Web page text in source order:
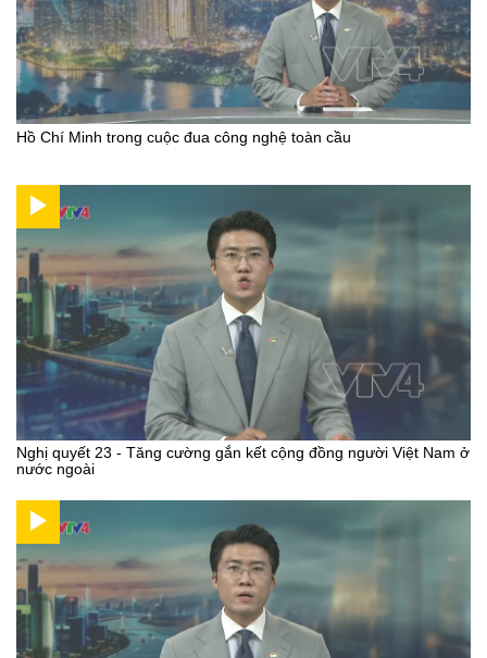
Hồ Chí Minh trong cuộc đua công nghệ toàn cầu
Nghị quyết 23 - Tăng cường gắn kết cộng đồng người Việt Nam ở
nước ngoài